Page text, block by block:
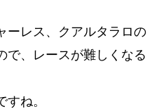
ーレス、クアルタラロの
で、レースが難しくなる
ね。